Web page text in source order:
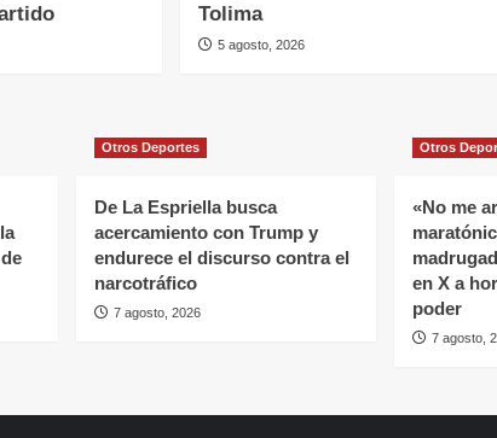
Tolima
5 agosto, 2026
Otros Deportes
De La Espriella busca
acercamiento con Trump y
endurece el discurso contra el
narcotráfico
7 agosto, 2026
Otros
«No me
en X a
poder
7 agosto,